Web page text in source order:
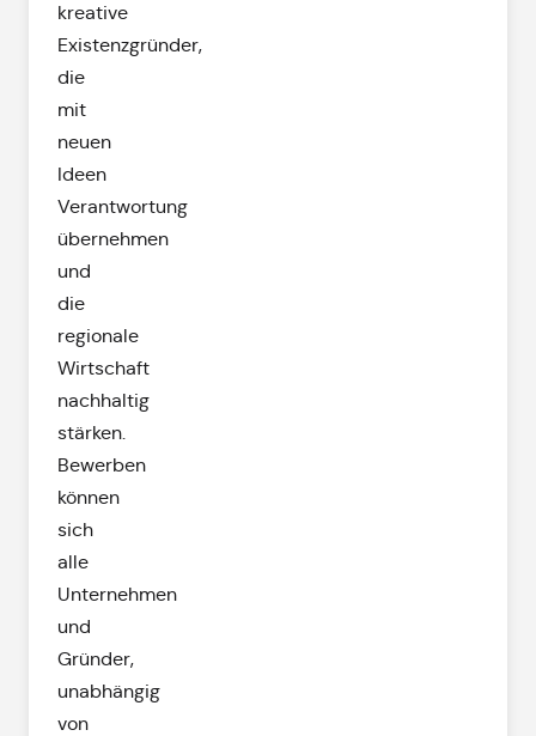
kreative
Existenzgründer,
die
mit
neuen
Ideen
Verantwortung
übernehmen
und
die
regionale
Wirtschaft
nachhaltig
stärken.
Bewerben
können
sich
alle
Unternehmen
und
Gründer,
unabhängig
von